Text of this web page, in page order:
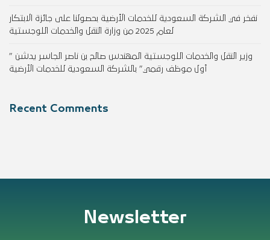
نفخر في الشركة السعودية للخدمات الأرضية بحصولنا على جائزة الابتكار
لعام 2025 من وزارة النقل والخدمات اللوجستية
وزير النقل والخدمات اللوجستية المهندس صالح بن ناصر الجاسر يدشن ”
أول موظف رقمي” بالشركة السعودية للخدمات الأرضية
Recent Comments
Newsletter